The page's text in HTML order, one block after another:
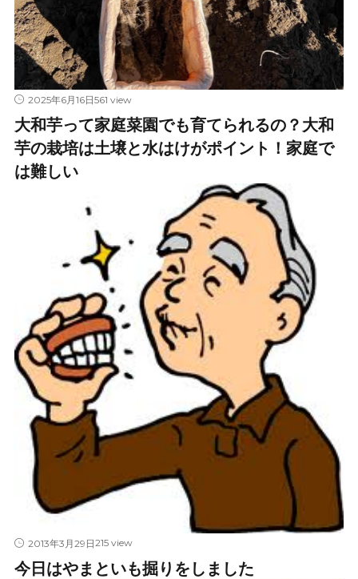
2025年6月16日561 view
大和芋って家庭菜園でも育てられるの？大和
芋の栽培は土壌と水はけがポイント！家庭で
は難しい
2013年3月29日215 view
今日はやまといも掘りをしました